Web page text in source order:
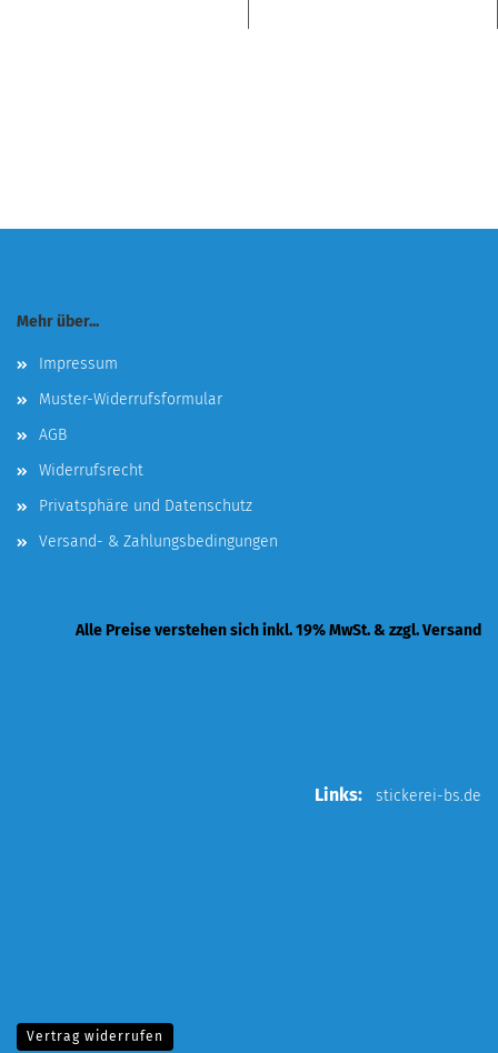
Mehr über...
Impressum
Muster-Widerrufsformular
AGB
Widerrufsrecht
Privatsphäre und Datenschutz
Versand- & Zahlungsbedingungen
Alle Preise verstehen sich inkl. 19% MwSt. & zzgl. Versand
Links: stickerei-bs.de
Vertrag widerrufen